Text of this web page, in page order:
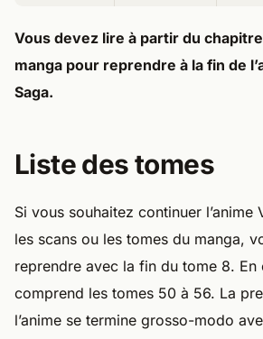
Vous devez lire à partir du
manga pour reprendre à la fin de
Saga.
Liste des tomes
Si vous souhaitez continuer l’anime
les scans ou les tomes du manga,
reprendre avec la fin du tome 8.
comprend les tomes 50 à 56. La
l’anime se termine grosso-modo